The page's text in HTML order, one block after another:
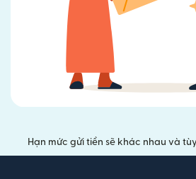
Hạn mức gửi tiền sẽ khác nhau và